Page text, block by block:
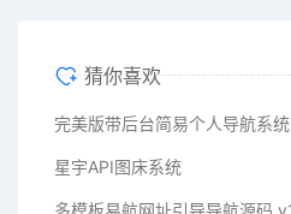
猜你喜欢
完美版带后台简易个人导航系统
星宇API图床系统